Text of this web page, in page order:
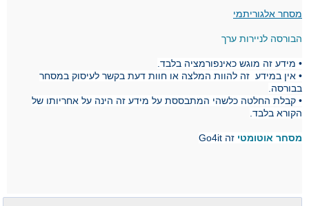
מסחר אלגוריתמי
הבורסה לניירות ערך
• מידע זה מוגש כאינפורמציה בלבד.
• אין במידע זה להוות המלצה או חוות דעת בקשר לעיסוק במסחר
בבורסה.
• קבלת החלטה כלשהי המתבססת על מידע זה הינה על אחריותו של
הקורא בלבד.
מסחר אוטומטי זה Go4it